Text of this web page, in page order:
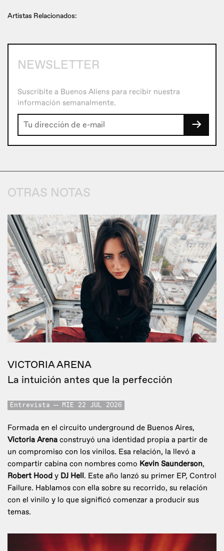
Artistas Relacionados:
NEWSLETTER
Suscribite a Buenos Aliens para recibir nuestra
información semanalmente.
→
OTRAS NOTAS
VICTORIA ARENA
La intuición antes que la perfección
Entrevista MIE 22 JUL 2026
Formada en el circuito underground de Buenos Aires,
Victoria Arena construyó una identidad propia a partir de
un compromiso con los vinilos. Esa relación, la llevó a
compartir cabina con nombres como Kevin Saunderson,
Robert Hood y DJ Hell. Este año lanzó su primer EP, Control
Failure. Hablamos con ella sobre su recorrido, su relación
con el vinilo y lo que significó comenzar a producir sus
temas.